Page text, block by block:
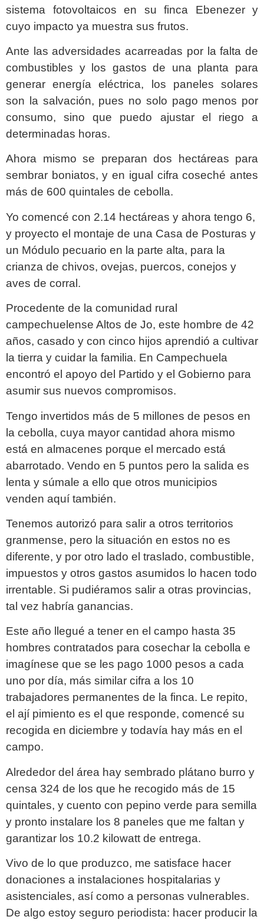
sistema fotovoltaicos en su finca Ebenezer y
cuyo impacto ya muestra sus frutos.
Ante las adversidades acarreadas por la falta de
combustibles y los gastos de una planta para
generar energía eléctrica, los paneles solares
son la salvación, pues no solo pago menos por
consumo, sino que puedo ajustar el riego a
determinadas horas.
Ahora mismo se preparan dos hectáreas para
sembrar boniatos, y en igual cifra coseché antes
más de 600 quintales de cebolla.
Yo comencé con 2.14 hectáreas y ahora tengo 6,
y proyecto el montaje de una Casa de Posturas y
un Módulo pecuario en la parte alta, para la
crianza de chivos, ovejas, puercos, conejos y
aves de corral.
Procedente de la comunidad rural
campechuelense Altos de Jo, este hombre de 42
años, casado y con cinco hijos aprendió a cultivar
la tierra y cuidar la familia. En Campechuela
encontró el apoyo del Partido y el Gobierno para
asumir sus nuevos compromisos.
Tengo invertidos más de 5 millones de pesos en
la cebolla, cuya mayor cantidad ahora mismo
está en almacenes porque el mercado está
abarrotado. Vendo en 5 puntos pero la salida es
lenta y súmale a ello que otros municipios
venden aquí también.
Tenemos autorizó para salir a otros territorios
granmense, pero la situación en estos no es
diferente, y por otro lado el traslado, combustible,
impuestos y otros gastos asumidos lo hacen todo
irrentable. Si pudiéramos salir a otras provincias,
tal vez habría ganancias.
Este año llegué a tener en el campo hasta 35
hombres contratados para cosechar la cebolla e
imagínese que se les pago 1000 pesos a cada
uno por día, más similar cifra a los 10
trabajadores permanentes de la finca. Le repito,
el ají pimiento es el que responde, comencé su
recogida en diciembre y todavía hay más en el
campo.
Alrededor del área hay sembrado plátano burro y
censa 324 de los que he recogido más de 15
quintales, y cuento con pepino verde para semilla
y pronto instalare los 8 paneles que me faltan y
garantizar los 10.2 kilowatt de entrega.
Vivo de lo que produzco, me satisface hacer
donaciones a instalaciones hospitalarias y
asistenciales, así como a personas vulnerables.
De algo estoy seguro periodista: hacer producir la